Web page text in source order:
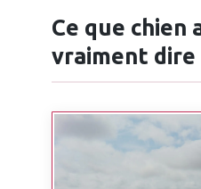
Ce que chien
vraiment dire